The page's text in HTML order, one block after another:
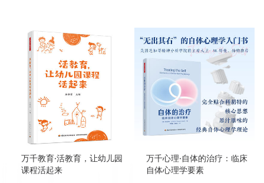
万千教育·活教育，让幼儿园
课程活起来
万千心理·自体的治疗：临床
自体心理学要素